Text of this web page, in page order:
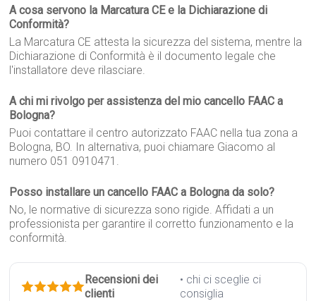
A cosa servono la Marcatura CE e la Dichiarazione di
Conformità?
La Marcatura CE attesta la sicurezza del sistema, mentre la
Dichiarazione di Conformità è il documento legale che
l'installatore deve rilasciare.
A chi mi rivolgo per assistenza del mio cancello FAAC a
Bologna?
Puoi contattare il centro autorizzato FAAC nella tua zona a
Bologna, BO. In alternativa, puoi chiamare Giacomo al
numero 051 0910471.
Posso installare un cancello FAAC a Bologna da solo?
No, le normative di sicurezza sono rigide. Affidati a un
professionista per garantire il corretto funzionamento e la
conformità.
Recensioni dei
clienti
• chi ci sceglie ci
consiglia